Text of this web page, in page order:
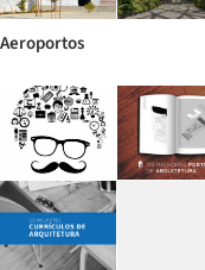
Aeroportos